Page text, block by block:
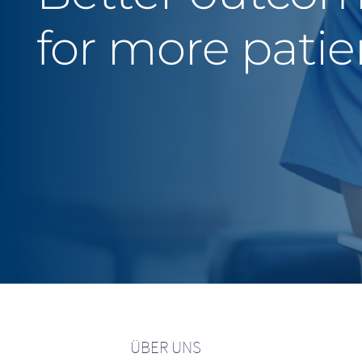
for more
ÜBER UNS